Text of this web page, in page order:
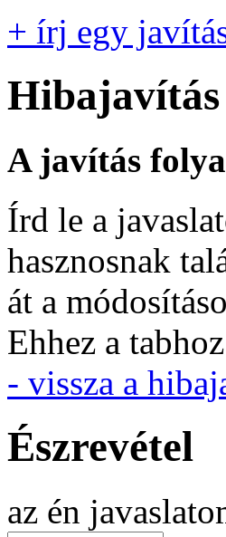
+ írj egy
Hibajavítás
A javítás
Írd le a
hasznosnak
át a
Ehhez a
- vissza a
Észrevétel
az én